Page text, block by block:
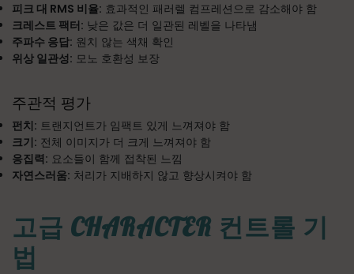
피크 대 RMS 비율: 효과적인 패러렐 컴프레션으로 감소해야 함
크레스트 팩터: 낮은 값은 더 일관된 레벨을 나타냄
주파수 응답: 원치 않는 색채 확인
위상 일관성: 모노 호환성 보장
주관적 평가
펀치: 트랜지언트가 임팩트 있게 느껴져야 함
크기: 전체 이미지가 더 크게 느껴져야 함
응집력: 요소들이 함께 접착된 느낌
자연스러움: 처리가 지배하지 않고 향상시켜야 함
고급 CHARACTER 컨트롤 기
법